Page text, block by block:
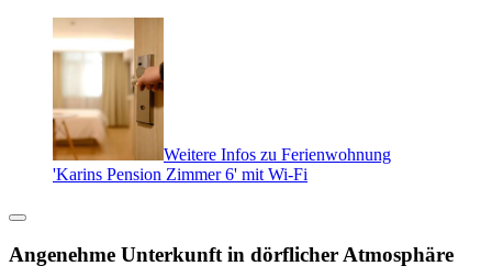
Weitere Infos zu Ferienwohnung
'Karins Pension Zimmer 6' mit Wi-Fi
Angenehme Unterkunft in dörflicher Atmosphäre